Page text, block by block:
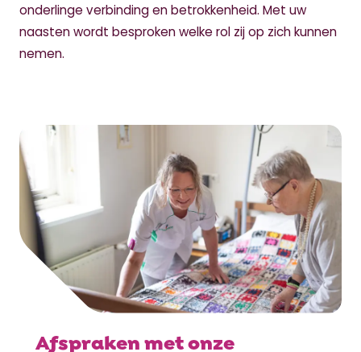
onderlinge verbinding en betrokkenheid. Met uw
naasten wordt besproken welke rol zij op zich kunnen
nemen.
Afspraken met onze